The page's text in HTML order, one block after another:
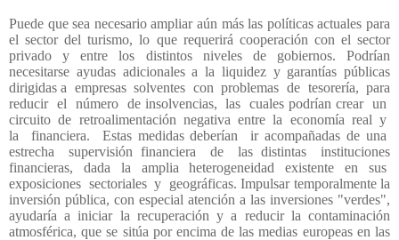
Puede que sea necesario ampliar aún más las políticas actuales para
el sector del turismo, lo que requerirá cooperación con el sector
privado y entre los distintos niveles de gobiernos. Podrían
necesitarse ayudas adicionales a la liquidez y garantías públicas
dirigidas a empresas solventes con problemas de tesorería, para
reducir el número de insolvencias, las cuales podrían crear un
circuito de retroalimentación negativa entre la economía real y
la
financiera. Estas medidas deberían
ir acompañadas de una
estrecha
supervisión financiera de las distintas
instituciones
financieras,
dada la amplia heterogeneidad existente en
sus
exposiciones sectoriales y geográficas. Impulsar temporalmente la
inversión pública, con especial atención a las inversiones "verdes",
ayudaría a iniciar la recuperación y a reducir la contaminación
atmosférica, que se sitúa por encima de las medias europeas en las